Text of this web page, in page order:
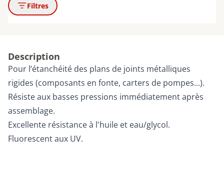
Filtres
Description
Pour l’étanchéité des plans de joints métalliques
rigides (composants en fonte, carters de pompes...).
Résiste aux basses pressions immédiatement après
assemblage.
Excellente résistance à l'huile et eau/glycol.
Fluorescent aux UV.